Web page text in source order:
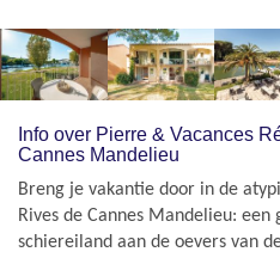
Info over Pierre & Vacances
Cannes Mandelieu
Breng je vakantie door in de
Rives de Cannes Mandelieu:
schiereiland aan de oevers van